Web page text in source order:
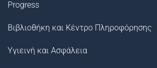
Progress
Βιβλιοθήκη και Κέντρο Πληροφόρησης
Υγιεινή και Ασφάλεια